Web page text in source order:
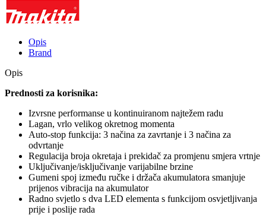
Opis
Brand
Opis
Prednosti za korisnika:
Izvrsne performanse u kontinuiranom najtežem radu
Lagan, vrlo velikog okretnog momenta
Auto-stop funkcija: 3 načina za zavrtanje i 3 načina za
odvrtanje
Regulacija broja okretaja i prekidač za promjenu smjera vrtnje
Uključivanje/isključivanje varijabilne brzine
Gumeni spoj između ručke i držača akumulatora smanjuje
prijenos vibracija na akumulator
Radno svjetlo s dva LED elementa s funkcijom osvjetljivanja
prije i poslije rada